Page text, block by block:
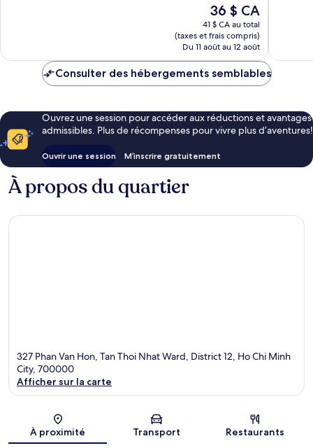
Le
prix
est
de
36 $ CA
36 $ CA
41 $ CA au total
(taxes et frais compris)
Du 11 août au 12 août
Consulter des hébergements semblables
Ouvrez une session pour accéder aux réductions et avantages
admissibles. Plus de récompenses pour vivre plus d’aventures!
Ouvrir une session M’inscrire gratuitement
À propos du quartier
327 Phan Van Hon, Tan Thoi Nhat Ward, District 12, Ho Chi Minh
City, 700000
Afficher sur la carte
À proximité Transport Restaurants